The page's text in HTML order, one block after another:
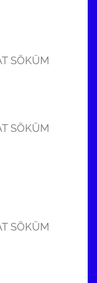
SÖKÜM
SÖKÜM
SÖKÜM